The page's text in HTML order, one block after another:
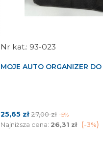
93-023
MOJE AUTO ORGANIZER
Cena
25,65 zł Cena
podstawowa
27,00 zł -5%
Najniższa cena: 26,31 zł -3%